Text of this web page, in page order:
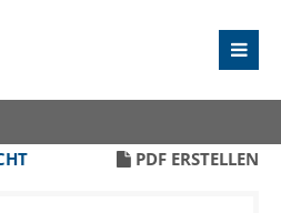
PDF ERSTELLEN